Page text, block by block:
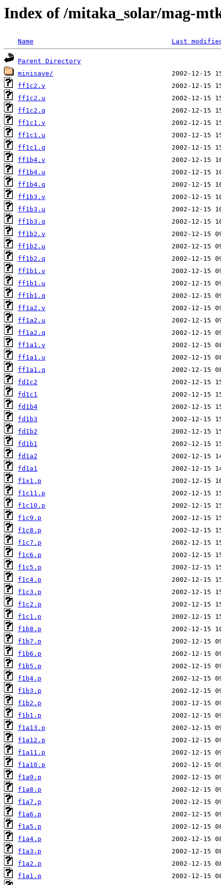
Index of /mitaka_solar/mag-
Name Last
Parent Directory
minisave/
ff1c2.v
ff1c2.u
ff1c2.q
ff1c1.v
ff1c1.u
ff1c1.q
ff1b4.v
ff1b4.u
ff1b4.q
ff1b3.v
ff1b3.u
ff1b3.q
ff1b2.v
ff1b2.u
ff1b2.q
ff1b1.v
ff1b1.u
ff1b1.q
ff1a2.v
ff1a2.u
ff1a2.q
ff1a1.v
ff1a1.u
ff1a1.q
fd1c2
fd1c1
fd1b4
fd1b3
fd1b2
fd1b1
fd1a2
fd1a1
f1x1.p
f1c11.p
f1c10.p
f1c9.p
f1c8.p
f1c7.p
f1c6.p
f1c5.p
f1c4.p
f1c3.p
f1c2.p
f1c1.p
f1b8.p
f1b7.p
f1b6.p
f1b5.p
f1b4.p
f1b3.p
f1b2.p
f1b1.p
f1a13.p
f1a12.p
f1a11.p
f1a10.p
f1a9.p
f1a8.p
f1a7.p
f1a6.p
f1a5.p
f1a4.p
f1a3.p
f1a2.p
f1a1.p